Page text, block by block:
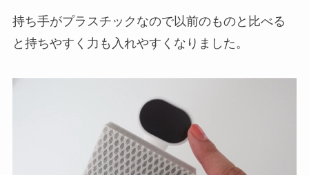
持ち手がプラスチックなので以前のものと比べる
と持ちやすく力も入れやすくなりました。